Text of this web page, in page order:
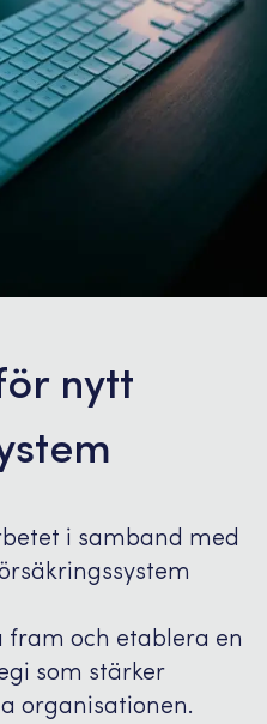
nytt
i samband med
och etablera en
som stärker
organisationen.